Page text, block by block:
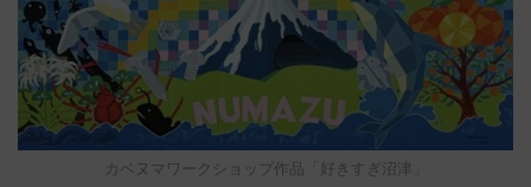
カベヌマワークショップ作品「好きすぎ沼津」